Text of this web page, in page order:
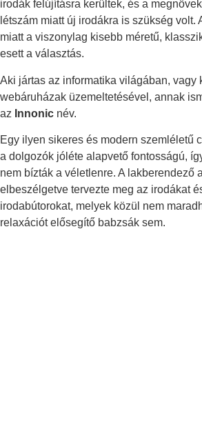
irodák felújításra kerültek, és a
létszám miatt új irodákra is szükség volt.
miatt a viszonylag kisebb méretű,
esett a választás.
Aki jártas az informatika világában, vagy
webáruházak üzemeltetésével, annak
az Innonic név.
Egy ilyen sikeres és modern szemléletű
a dolgozók jóléte alapvető fontosságú,
nem bízták a véletlenre. A lakberendező
elbeszélgetve tervezte meg az irodákat
irodabútorokat, melyek közül nem
relaxációt elősegítő babzsák sem.